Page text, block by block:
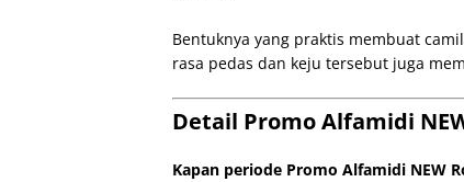
Bentuknya yang praktis membuat
rasa pedas dan keju tersebut juga
Detail Promo Alfamidi
Kapan periode Promo Alfamidi NEW